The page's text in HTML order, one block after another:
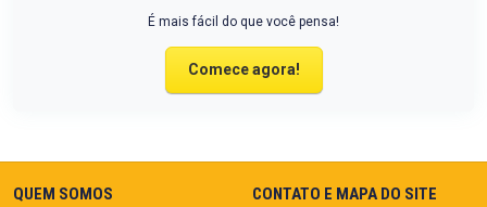
É mais fácil do que você pensa!
Comece agora!
QUEM SOMOS CONTATO E MAPA DO SITE